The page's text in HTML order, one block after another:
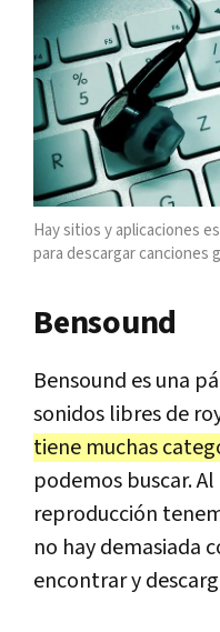
Hay sitios y aplicaciones
para descargar canciones
Bensound
Bensound es una
sonidos libres de
tiene muchas
podemos buscar.
reproducción
no hay demasiada
encontrar y